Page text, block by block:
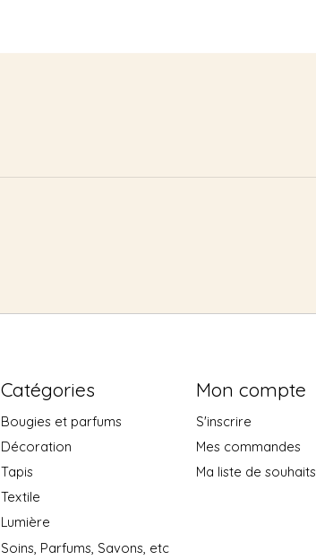
Catégories
Bougies et parfums
Décoration
Tapis
Textile
Lumière
Soins, Parfums, Savons, etc
Mon compte
S'inscrire
Mes commandes
Ma liste de souhaits